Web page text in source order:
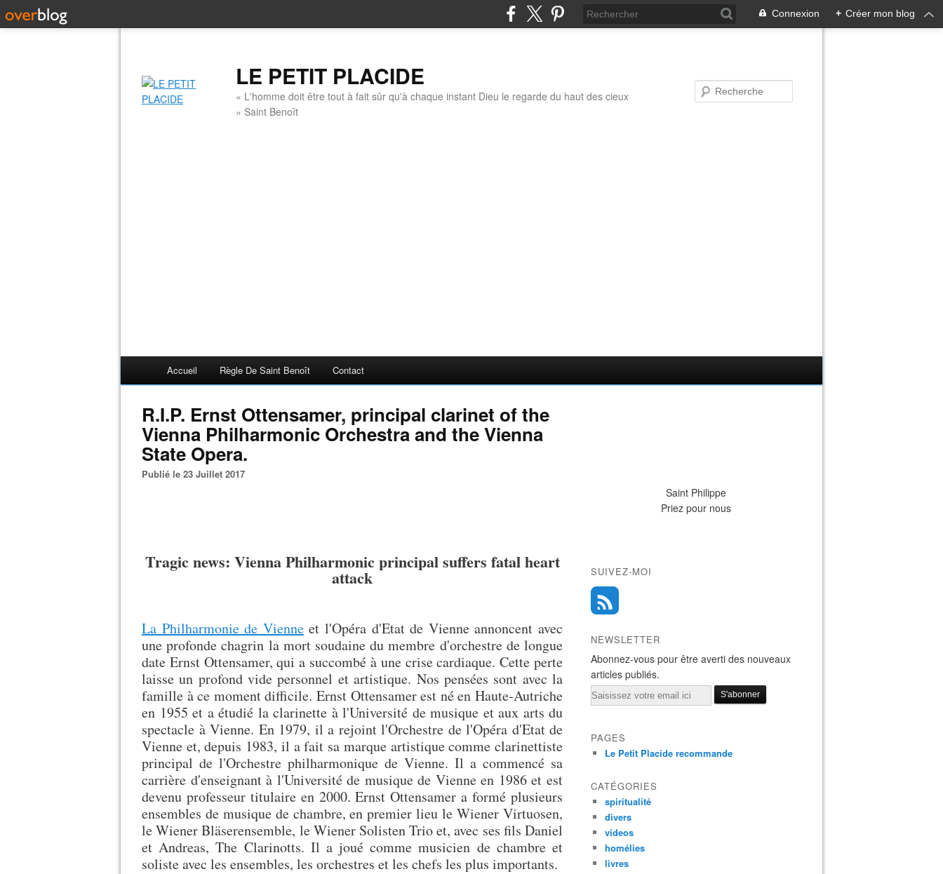
Connexion + Créer mon blog
LE PETIT PLACIDE
« L'homme doit être tout à fait sûr qu'à chaque instant Dieu le regarde du haut des cieux
» Saint Benoît
Accueil Règle De Saint Benoît Contact
R.I.P. Ernst Ottensamer, principal clarinet of the
Vienna Philharmonic Orchestra and the Vienna
State Opera.
Publié le 23 Juillet 2017
Tragic news: Vienna Philharmonic principal suffers fatal heart
attack
La Philharmonie de Vienneet l'Opéra d'Etat de Vienne annoncent avec
une profonde chagrin la mort soudaine du membre d'orchestre de longue
date Ernst Ottensamer, qui a succombé à une crise cardiaque. Cette perte
laisse un profond vide personnel et artistique. Nos pensées sont avec la
famille à ce moment difficile. Ernst Ottensamer est né en Haute-Autriche
en 1955 et a étudié la clarinette à l'Université de musique et aux arts du
spectacle à Vienne. En 1979, il a rejoint l'Orchestre de l'Opéra d'Etat de
Vienne et, depuis 1983, il a fait sa marque artistique comme clarinettiste
principal de l'Orchestre philharmonique de Vienne. Il a commencé sa
carrière d'enseignant à l'Université de musique de Vienne en 1986 et est
devenu professeur titulaire en 2000. Ernst Ottensamer a formé plusieurs
ensembles de musique de chambre, en premier lieu le Wiener Virtuosen,
le Wiener Bläserensemble, le Wiener Solisten Trio et, avec ses fils Daniel
et Andreas, The Clarinotts. Il a joué comme musicien de chambre et
soliste avec les ensembles, les orchestres et les chefs les plus importants.
Saint Philippe
Priez pour nous
SUIVEZ-MOI
NEWSLETTER
Abonnez-vous pour être averti des nouveaux
articles publiés.
Email
PAGES
Le Petit Placide recommande
CATÉGORIES
spiritualité
divers
videos
homélies
livres